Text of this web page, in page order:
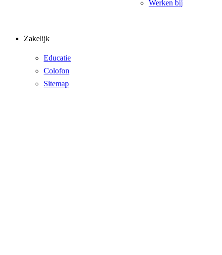
Werken bij
Zakelijk
Educatie
Colofon
Sitemap